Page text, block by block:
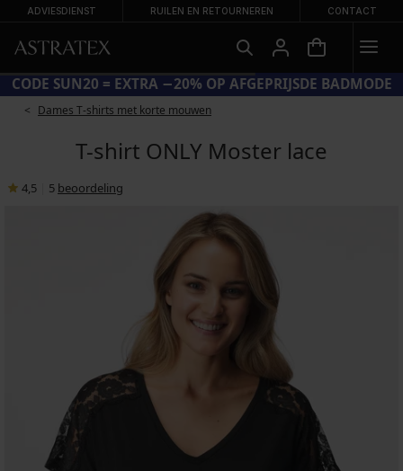
ADVIESDIENST RUILEN EN RETOURNEREN CONTACT
CODE SUN20 = EXTRA −20% OP AFGEPRIJSDE BADMODE
Dames T-shirts met korte mouwen
T-shirt ONLY Moster lace
4,5 5 beoordeling